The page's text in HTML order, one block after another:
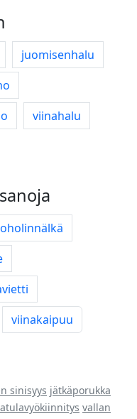
juomisenhalu
viinahalu
viinakaipuu
sinisyys jätkäporukka
vallan